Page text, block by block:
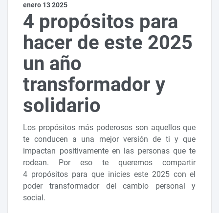
enero 13 2025
4 propósitos para
hacer de este 2025
un año
transformador y
solidario
Los propósitos más poderosos son aquellos que
te conducen a una mejor versión de ti y que
impactan positivamente en las personas que te
rodean. Por eso te queremos compartir
4 propósitos para que inicies este 2025 con el
poder transformador del cambio personal y
social.